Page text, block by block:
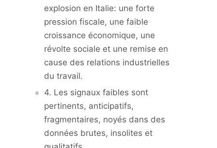
explosion en Italie: une forte
pression fiscale, une faible
croissance économique, une
révolte sociale et une remise en
cause des relations industrielles
du travail.
4. Les signaux faibles sont
pertinents, anticipatifs,
fragmentaires, noyés dans des
données brutes, insolites et